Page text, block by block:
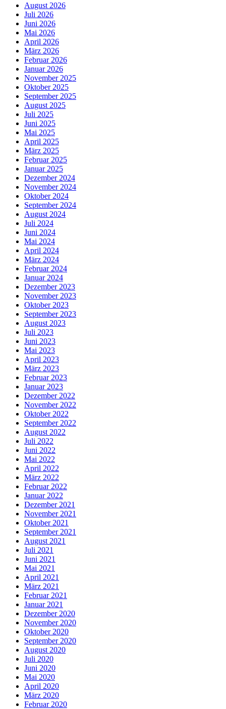
August 2026
Juli 2026
Juni 2026
Mai 2026
April 2026
März 2026
Februar 2026
Januar 2026
November 2025
Oktober 2025
September 2025
August 2025
Juli 2025
Juni 2025
Mai 2025
April 2025
März 2025
Februar 2025
Januar 2025
Dezember 2024
November 2024
Oktober 2024
September 2024
August 2024
Juli 2024
Juni 2024
Mai 2024
April 2024
März 2024
Februar 2024
Januar 2024
Dezember 2023
November 2023
Oktober 2023
September 2023
August 2023
Juli 2023
Juni 2023
Mai 2023
April 2023
März 2023
Februar 2023
Januar 2023
Dezember 2022
November 2022
Oktober 2022
September 2022
August 2022
Juli 2022
Juni 2022
Mai 2022
April 2022
März 2022
Februar 2022
Januar 2022
Dezember 2021
November 2021
Oktober 2021
September 2021
August 2021
Juli 2021
Juni 2021
Mai 2021
April 2021
März 2021
Februar 2021
Januar 2021
Dezember 2020
November 2020
Oktober 2020
September 2020
August 2020
Juli 2020
Juni 2020
Mai 2020
April 2020
März 2020
Februar 2020